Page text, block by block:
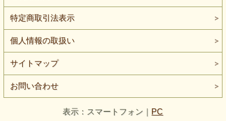
【よくある質問】 Q. ハンドメイド作家の販売作品や試作に
も使えますか？
Q. 衣装以外の用途にも使えますか？
A. はい。ストール・バッグなどの小物や、ペット用品の通
気パーツ・装飾用途など、幅広いアイデアに活用されていま
す。
特定商取引法表示
個人情報の取扱い
サイトマップ
お問い合わせ
表示：スマートフォン｜ PC